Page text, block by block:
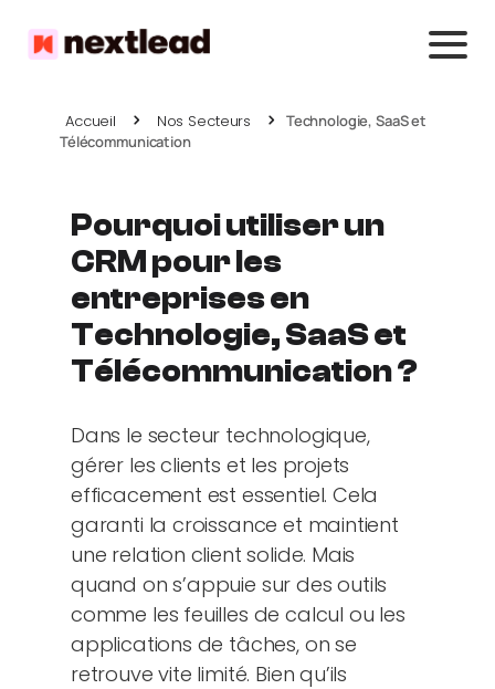
Accueil Nos Secteurs
Technologie, SaaS et
Télécommunication
Pourquoi utiliser un
CRM pour les
entreprises en
Technologie, SaaS et
Télécommunication ?
Dans le secteur technologique,
gérer les clients et les projets
efficacement est essentiel. Cela
garanti la croissance et maintient
une relation client solide. Mais
quand on s’appuie sur des outils
comme les feuilles de calcul ou les
applications de tâches, on se
retrouve vite limité. Bien qu’ils